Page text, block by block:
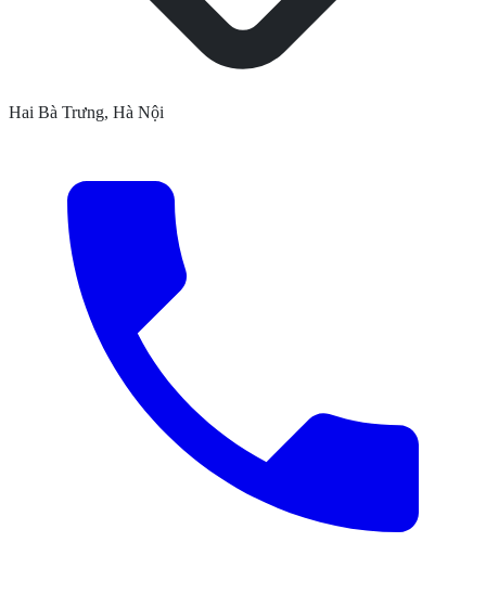
Hai Bà Trưng, Hà Nội